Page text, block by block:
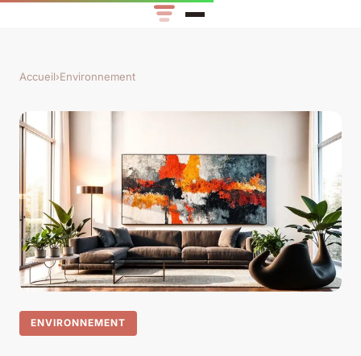
Accueil›Environnement
ENVIRONNEMENT